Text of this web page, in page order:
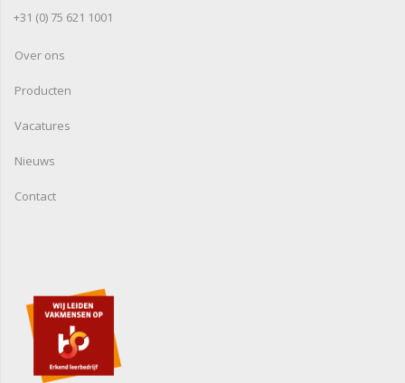
+31 (0) 75 621 1001
Over ons
Producten
Vacatures
Nieuws
Contact